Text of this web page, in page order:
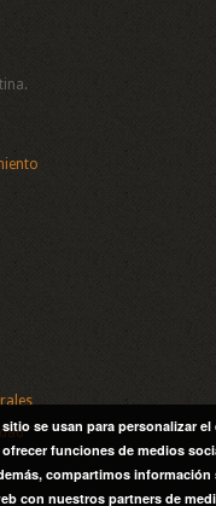
se usan para personalizar
funciones de medios
compartimos información
con nuestros partners de